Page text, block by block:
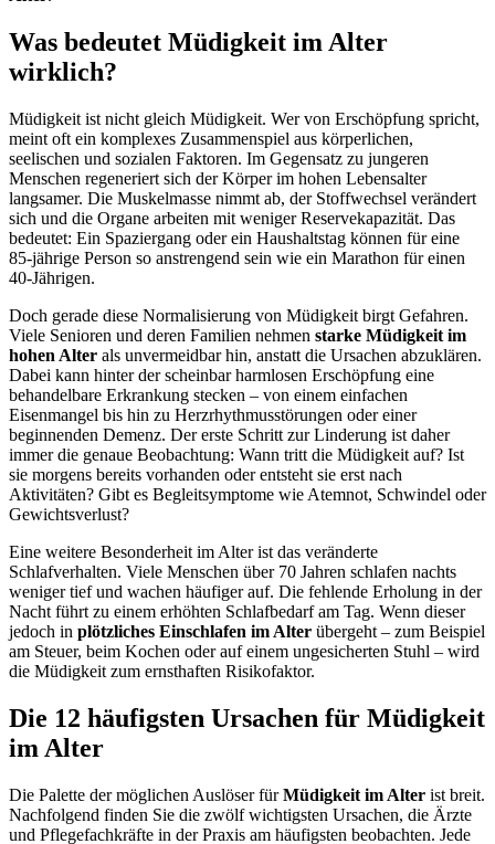
Was bedeutet Müdigkeit im Alter
wirklich?
Müdigkeit ist nicht gleich Müdigkeit. Wer von Erschöpfung spricht,
meint oft ein komplexes Zusammenspiel aus körperlichen,
seelischen und sozialen Faktoren. Im Gegensatz zu jungeren
Menschen regeneriert sich der Körper im hohen Lebensalter
langsamer. Die Muskelmasse nimmt ab, der Stoffwechsel verändert
sich und die Organe arbeiten mit weniger Reservekapazität. Das
bedeutet: Ein Spaziergang oder ein Haushaltstag können für eine
85-jährige Person so anstrengend sein wie ein Marathon für einen
40-Jährigen.
Doch gerade diese Normalisierung von Müdigkeit birgt Gefahren.
Viele Senioren und deren Familien nehmen starke Müdigkeit im
hohen Alter als unvermeidbar hin, anstatt die Ursachen abzuklären.
Dabei kann hinter der scheinbar harmlosen Erschöpfung eine
behandelbare Erkrankung stecken – von einem einfachen
Eisenmangel bis hin zu Herzrhythmusstörungen oder einer
beginnenden Demenz. Der erste Schritt zur Linderung ist daher
immer die genaue Beobachtung: Wann tritt die Müdigkeit auf? Ist
sie morgens bereits vorhanden oder entsteht sie erst nach
Aktivitäten? Gibt es Begleitsymptome wie Atemnot, Schwindel oder
Gewichtsverlust?
Eine weitere Besonderheit im Alter ist das veränderte
Schlafverhalten. Viele Menschen über 70 Jahren schlafen nachts
weniger tief und wachen häufiger auf. Die fehlende Erholung in der
Nacht führt zu einem erhöhten Schlafbedarf am Tag. Wenn dieser
jedoch in plötzliches Einschlafen im Alter übergeht – zum Beispiel
am Steuer, beim Kochen oder auf einem ungesicherten Stuhl – wird
die Müdigkeit zum ernsthaften Risikofaktor.
Die 12 häufigsten Ursachen für Müdigkeit
im Alter
Die Palette der möglichen Auslöser fürMüdigkeit im Alter ist breit.
Nachfolgend finden Sie die zwölf wichtigsten Ursachen, die Ärzte
und Pflegefachkräfte in der Praxis am häufigsten beobachten. Jede